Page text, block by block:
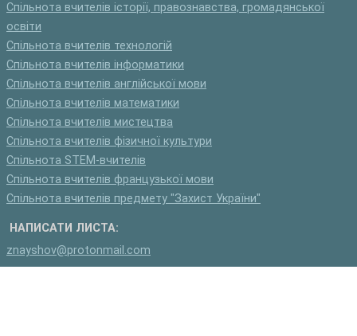
Спільнота вчителів історії, правознавства, громадянської
освіти
Спільнота вчителів технологій
Спільнота вчителів інформатики
Спільнота вчителів англійської мови
Спільнота вчителів математики
Спільнота вчителів мистецтва
Спільнота вчителів фізичної культури
Спільнота STEM-вчителів
Спільнота вчителів французької мови
Спільнота вчителів предмету "Захист України"
НАПИСАТИ ЛИСТА:
znayshov@protonmail.com